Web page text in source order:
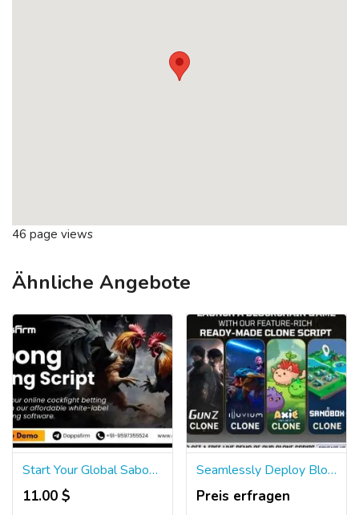
46 page views
Ähnliche Angebote
Start Your Global Sabong Betting Business with Ease
11.00 $
Seamlessly Deploy Blockchain Gaming Ventures Using Our White Label Clone Script
Preis erfragen